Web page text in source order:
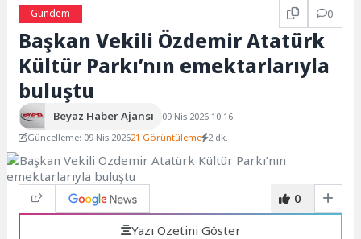
Gündem
0
Başkan Vekili Özdemir Atatürk
Kültür Parkı’nın emektarlarıyla
buluştu
Beyaz Haber Ajansı
09 Nis 2026 10:16
Güncelleme: 09 Nis 202621 Görüntüleme 2 dk.
0
Yazı Özetini Göster